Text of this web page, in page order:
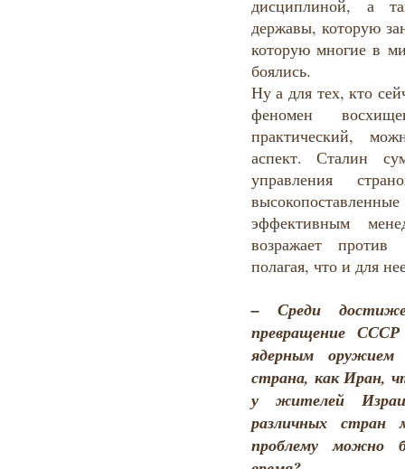
дисциплиной, а
державы, которую
которую многие в
боялись.
Ну а для тех, кто
феномен
практический,
аспект. Сталин
управления
эффективным
возражает против
полагая, что и для
– Среди
превращение
ядерным
страна, как Иран,
у жителей
различных
проблему можно